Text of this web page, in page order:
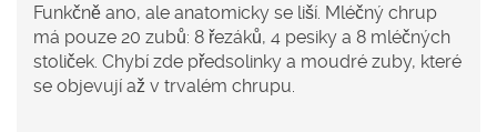
Funkčně ano, ale anatomicky se liší. Mléčný chrup
má pouze 20 zubů: 8 řezáků, 4 pesiky a 8 mléčných
stoliček. Chybí zde předsolinky a moudré zuby, které
se objevují až v trvalém chrupu.